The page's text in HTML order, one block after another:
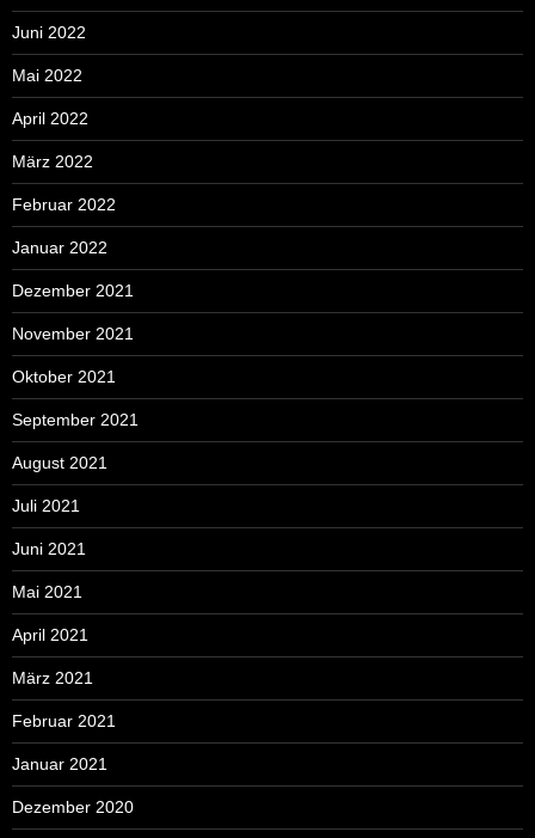
Juni 2022
Mai 2022
April 2022
März 2022
Februar 2022
Januar 2022
Dezember 2021
November 2021
Oktober 2021
September 2021
August 2021
Juli 2021
Juni 2021
Mai 2021
April 2021
März 2021
Februar 2021
Januar 2021
Dezember 2020